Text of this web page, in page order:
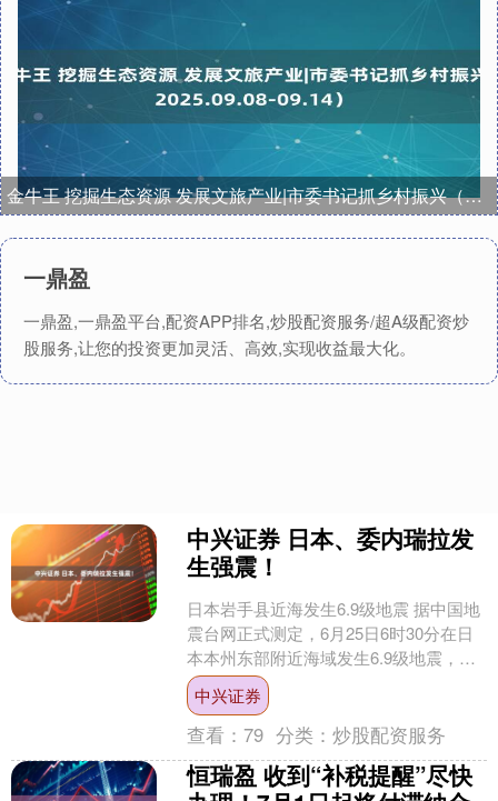
金牛王 挖掘生态资源 发展文旅产业|市委书记抓乡村振兴（2025.09.08-09.14）
一鼎盈
一鼎盈,一鼎盈平台,配资APP排名,炒股配资服务/超A级配资炒
股服务,让您的投资更加灵活、高效,实现收益最大化。
中兴证券 日本、委内瑞拉发
生强震！
日本岩手县近海发生6.9级地震 据中国地
震台网正式测定，6月25日6时30分在日
本本州东部附近海域发生6.9级地震，震
源深度50公里，震中位于北纬40.20
度，....
中兴证券
查看：79 分类：炒股配资服务
恒瑞盈 收到“补税提醒”尽快